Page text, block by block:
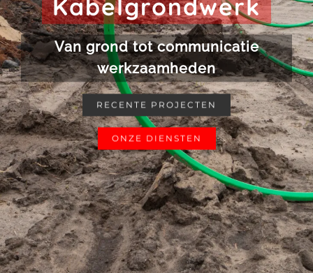
Kabelgrondwerk
Van grond tot communicatie
werkzaamheden
RECENTE PROJECTEN
ONZE DIENSTEN